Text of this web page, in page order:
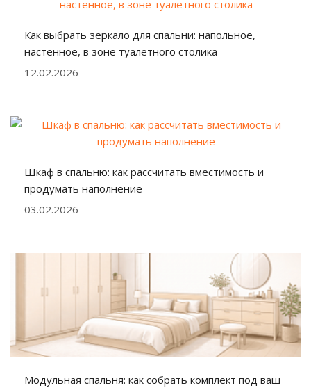
Как выбрать зеркало для спальни: напольное,
настенное, в зоне туалетного столика
12.02.2026
Шкаф в спальню: как рассчитать вместимость и
продумать наполнение
03.02.2026
Модульная спальня: как собрать комплект под ваш